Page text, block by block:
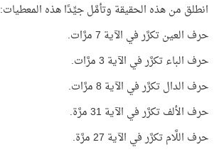
انطلق من هذه الحقيقة وتأمَّل جيِّدًا هذه المعطيات:
حرف العين تكرَّر في الآية 7 مرَّات.
حرف الباء تكرَّر في الآية 3 مرَّات.
حرف الدال تكرَّر في الآية 8 مرَّات.
حرف الألف تكرَّر في الآية 31 مرَّة.
حرف اللَّام تكرَّر في الآية 27 مرَّة.